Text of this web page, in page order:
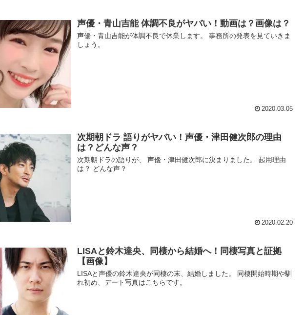
声優・青山吉能 体調不良がヤバい！動画は？画像は？
声優・青山吉能が体調不良で休業します。 事務所の発表を見ていきま
しょう。
2020.03.05
次期朝ドラ 語りがヤバい！声優・津田健次郎の理由
は？どんな声？
次期朝ドラの語りが、 声優・津田健次郎に決まりました。 起用理由
は？ どんな声？
2020.02.20
LISAと鈴木達央、同棲から結婚へ！同棲写真と証拠
【画像】
LISAと声優の鈴木達央が同棲の末、結婚しました。 同棲開始時期や馴
れ初め、デート写真はこちらです。